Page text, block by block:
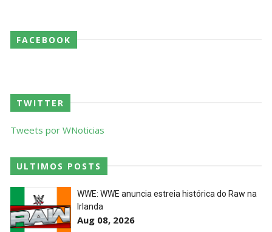
Unknown-Jul 29 2026
SummerSlam 2002 - Undisputed WWE
Championship Match
SCSA867 Jul 28 2026
WWE Monday Night Raw 27 July 2026
Unknown-Jul 28 2026
FACEBOOK
TWITTER
Tweets por WNoticias
ULTIMOS POSTS
WWE: WWE anuncia estreia histórica do Raw na
Irlanda
Aug 08, 2026